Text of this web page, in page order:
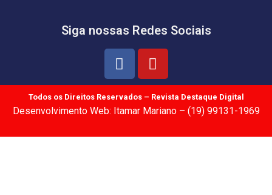
Siga nossas Redes Sociais
Todos os Direitos Reservados – Revista Destaque Digital
Desenvolvimento Web: Itamar Mariano – (19) 99131-1969